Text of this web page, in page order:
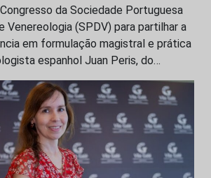
da Sociedade Portuguesa
Venereologia (SPDV) para partilhar a
em formulação magistral e prática
espanhol Juan Peris, do…